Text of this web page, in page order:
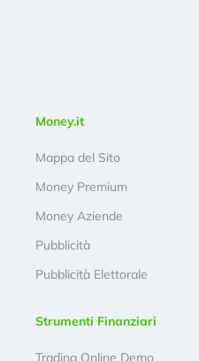
Money.it
Mappa del Sito
Money Premium
Money Aziende
Pubblicità
Pubblicità Elettorale
Strumenti Finanziari
Trading Online Demo